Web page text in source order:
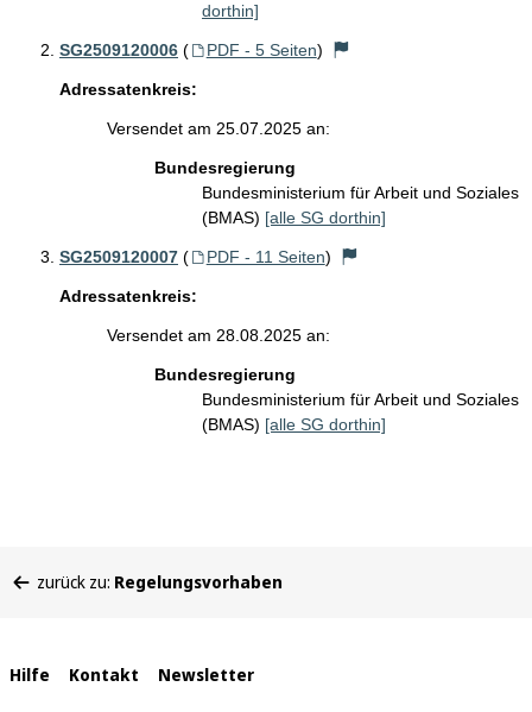
dorthin]
SG2509120006 ( PDF - 5 Seiten)
Adressatenkreis:
Versendet am 25.07.2025 an:
Bundesregierung
Bundesministerium für Arbeit und Soziales
(BMAS) [alle SG dorthin]
SG2509120007 ( PDF - 11 Seiten)
Adressatenkreis:
Versendet am 28.08.2025 an:
Bundesregierung
Bundesministerium für Arbeit und Soziales
(BMAS) [alle SG dorthin]
befinden
zurück zu: Regelungsvorhaben
Interne
Hilfe Kontakt Newsletter